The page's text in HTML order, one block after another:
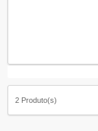
2 Produto(s)